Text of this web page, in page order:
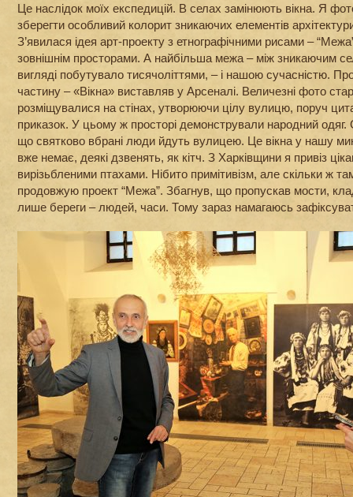
Це наслідок моїх експедицій. В селах замінюють вікна. Я
зберегти особливий колорит зникаючих елементів архітектури
З’явилася ідея арт-проекту з етнографічними рисами –
зовнішнім просторами. А найбільша межа – між зникаючим
вигляді побутувало тисячоліттями, – і нашою сучасністю.
частину – «Вікна» виставляв у Арсеналі. Величезні фото
розміщувалися на стінах, утворюючи цілу вулицю, поруч
приказок. У цьому ж просторі демонстрували народний
що святково вбрані люди йдуть вулицею. Це вікна у нашу
вже немає, деякі дзвенять, як кітч. З Харківщини я привіз
вирізьбленими птахами. Нібито примітивізм, але скільки ж
продовжую проект “Межа”. Збагнув, що пропускав мости,
лише береги – людей, часи. Тому зараз намагаюсь